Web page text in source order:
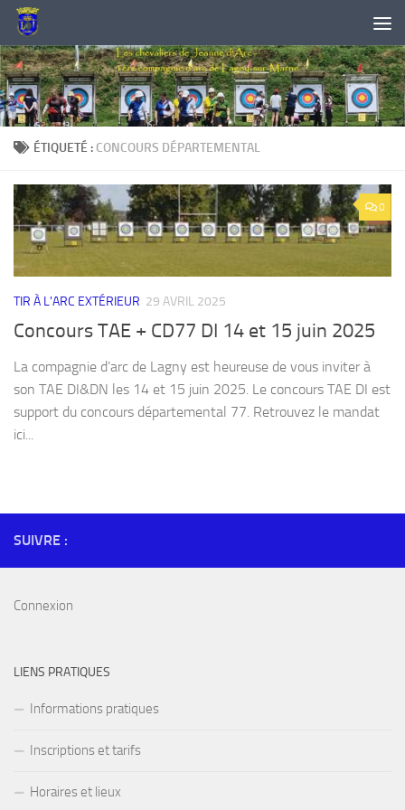
Skip to content
ÉTIQUETÉ : CONCOURS DÉPARTEMENTAL
0
TIR À L'ARC EXTÉRIEUR 29 AVRIL 2025
Concours TAE + CD77 DI 14 et 15 juin 2025
La compagnie d’arc de Lagny est heureuse de vous inviter à
son TAE DI&DN les 14 et 15 juin 2025. Le concours TAE DI est
support du concours départemental 77. Retrouvez le mandat
ici...
SUIVRE :
Connexion
LIENS PRATIQUES
Informations pratiques
Inscriptions et tarifs
Horaires et lieux